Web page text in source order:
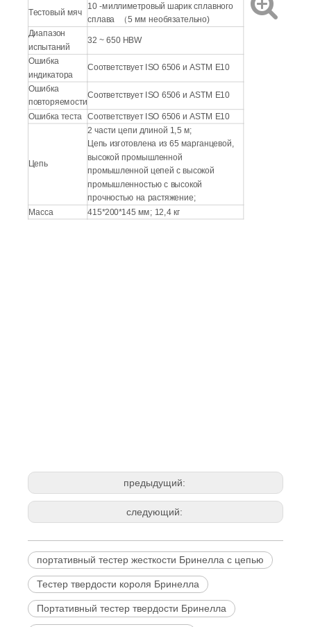
Тестовый мяч
10 -миллиметровый шарик сплавного
сплава （5 мм необязательно)
Диапазон
испытаний
32 ~ 650 HBW
Ошибка
индикатора
Соответствует ISO 6506 и ASTM E10
Ошибка
повторяемости
Соответствует ISO 6506 и ASTM E10
Ошибка теста Соответствует ISO 6506 и ASTM E10
Цепь
2 части цепи длиной 1,5 м;
Цепь изготовлена ​​из 65 марганцевой,
высокой промышленной
промышленной цепей с высокой
промышленностью с высокой
прочностью на растяжение;
Масса 415*200*145 мм; 12,4 кг
предыдущий:
следующий:
портативный тестер жесткости Бринелла с цепью
Тестер твердости короля Бринелла
Портативный тестер твердости Бринелла